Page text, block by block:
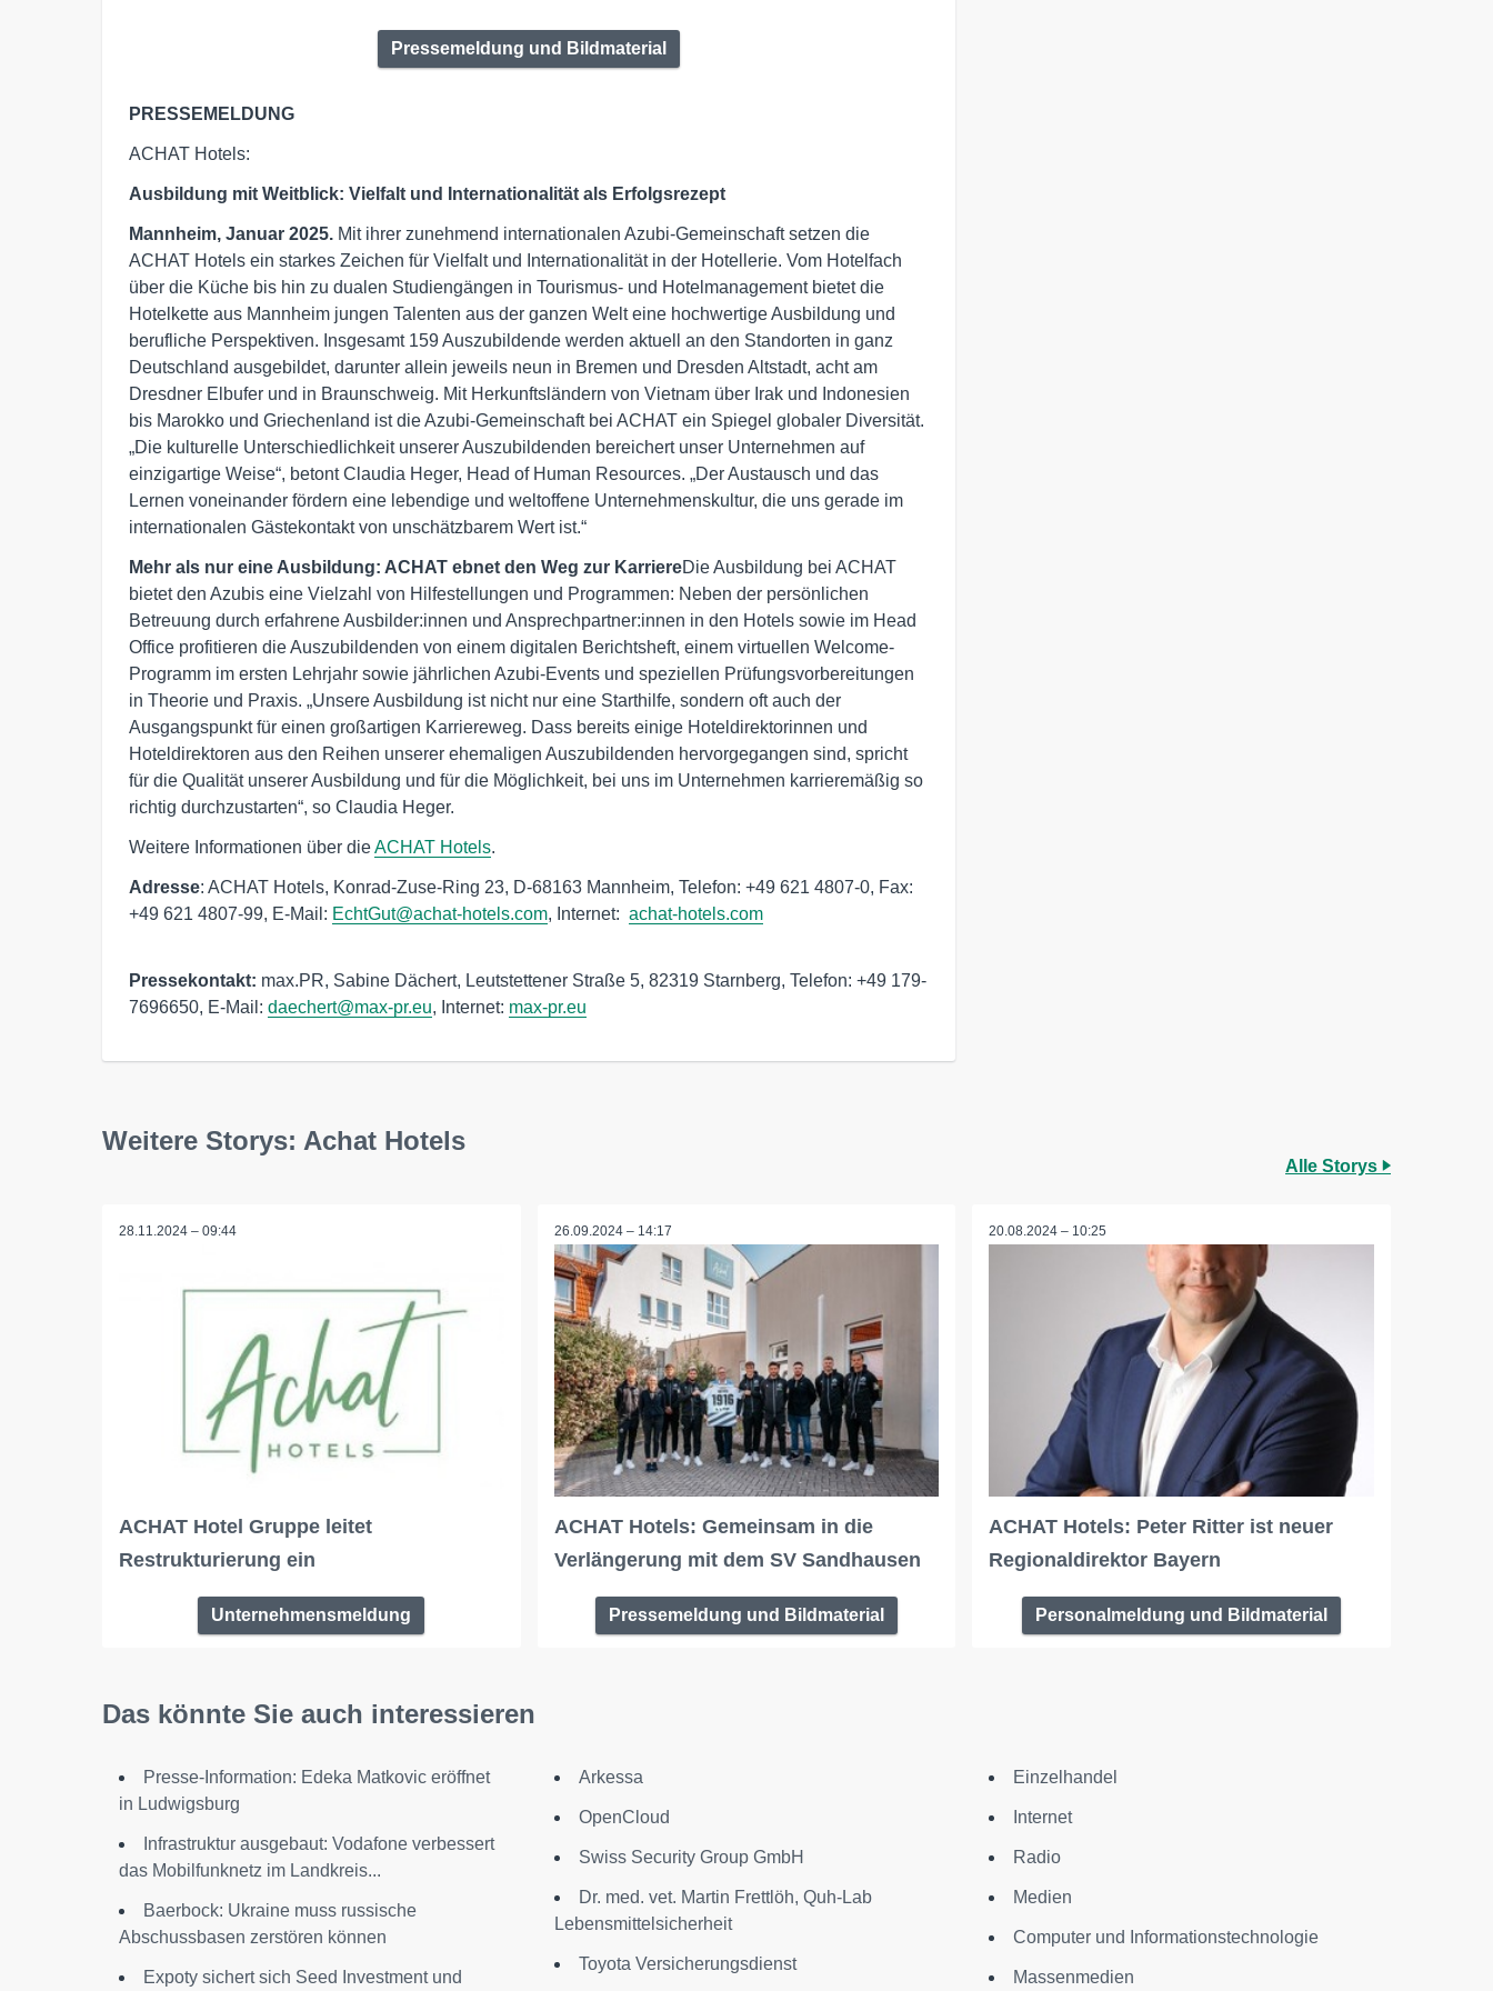
Pressemeldung und Bildmaterial
PRESSEMELDUNG
ACHAT Hotels:
Ausbildung mit Weitblick: Vielfalt und Internationalität als Erfolgsrezept
Mannheim, Januar 2025. Mit ihrer zunehmend internationalen Azubi-Gemeinschaft setzen die
ACHAT Hotels ein starkes Zeichen für Vielfalt und Internationalität in der Hotellerie. Vom Hotelfach
über die Küche bis hin zu dualen Studiengängen in Tourismus- und Hotelmanagement bietet die
Hotelkette aus Mannheim jungen Talenten aus der ganzen Welt eine hochwertige Ausbildung und
berufliche Perspektiven. Insgesamt 159 Auszubildende werden aktuell an den Standorten in ganz
Deutschland ausgebildet, darunter allein jeweils neun in Bremen und Dresden Altstadt, acht am
Dresdner Elbufer und in Braunschweig. Mit Herkunftsländern von Vietnam über Irak und Indonesien
bis Marokko und Griechenland ist die Azubi-Gemeinschaft bei ACHAT ein Spiegel globaler Diversität.
„Die kulturelle Unterschiedlichkeit unserer Auszubildenden bereichert unser Unternehmen auf
einzigartige Weise“, betont Claudia Heger, Head of Human Resources. „Der Austausch und das
Lernen voneinander fördern eine lebendige und weltoffene Unternehmenskultur, die uns gerade im
internationalen Gästekontakt von unschätzbarem Wert ist.“
Mehr als nur eine Ausbildung: ACHAT ebnet den Weg zur KarriereDie Ausbildung bei ACHAT
bietet den Azubis eine Vielzahl von Hilfestellungen und Programmen: Neben der persönlichen
Betreuung durch erfahrene Ausbilder:innen und Ansprechpartner:innen in den Hotels sowie im Head
Office profitieren die Auszubildenden von einem digitalen Berichtsheft, einem virtuellen Welcome-
Programm im ersten Lehrjahr sowie jährlichen Azubi-Events und speziellen Prüfungsvorbereitungen
in Theorie und Praxis. „Unsere Ausbildung ist nicht nur eine Starthilfe, sondern oft auch der
Ausgangspunkt für einen großartigen Karriereweg. Dass bereits einige Hoteldirektorinnen und
Hoteldirektoren aus den Reihen unserer ehemaligen Auszubildenden hervorgegangen sind, spricht
für die Qualität unserer Ausbildung und für die Möglichkeit, bei uns im Unternehmen karrieremäßig so
richtig durchzustarten“, so Claudia Heger.
Weitere Informationen über dieACHAT Hotels.
Adresse: ACHAT Hotels, Konrad-Zuse-Ring 23, D-68163 Mannheim, Telefon: +49 621 4807-0, Fax:
+49 621 4807-99, E-Mail: EchtGut@achat-hotels.com, Internet: achat-hotels.com
Pressekontakt: max.PR, Sabine Dächert, Leutstettener Straße 5, 82319 Starnberg, Telefon: +49 179-
7696650, E-Mail: daechert@max-pr.eu, Internet: max-pr.eu
Weitere Storys: Achat Hotels
Alle Storys
28.11.2024 – 09:44
ACHAT Hotel Gruppe leitet
Restrukturierung ein
Unternehmensmeldung
26.09.2024 – 14:17
ACHAT Hotels: Gemeinsam in die
Verlängerung mit dem SV Sandhausen
Pressemeldung und Bildmaterial
20.08.2024 – 10:25
ACHAT Hotels: Peter Ritter ist neuer
Regionaldirektor Bayern
Personalmeldung und Bildmaterial
Das könnte Sie auch interessieren
Presse-Information: Edeka Matkovic eröffnet
in Ludwigsburg
Infrastruktur ausgebaut: Vodafone verbessert
das Mobilfunknetz im Landkreis...
Baerbock: Ukraine muss russische
Abschussbasen zerstören können
Expoty sichert sich Seed Investment und
Arkessa
OpenCloud
Swiss Security Group GmbH
Dr. med. vet. Martin Frettlöh, Quh-Lab
Lebensmittelsicherheit
Toyota Versicherungsdienst
Einzelhandel
Internet
Radio
Medien
Computer und Informationstechnologie
Massenmedien